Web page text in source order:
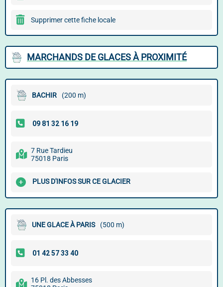
Supprimer cette fiche locale
MARCHANDS DE GLACES À PROXIMITÉ
BACHIR (200 m)
7 Rue Tardieu
75018 Paris
PLUS D'INFOS SUR CE GLACIER
UNE GLACE À PARIS (500 m)
16 Pl. des Abbesses